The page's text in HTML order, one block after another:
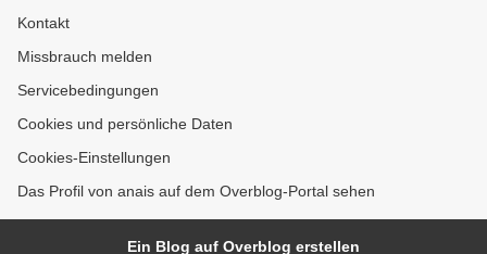
Kontakt
Missbrauch melden
Servicebedingungen
Cookies und persönliche Daten
Cookies-Einstellungen
Das Profil von anais auf dem Overblog-Portal sehen
Ein Blog auf Overblog erstellen